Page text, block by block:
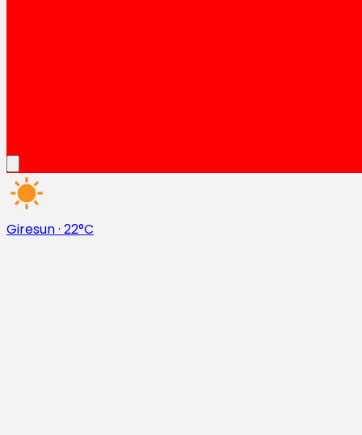
Giresun· 22°C